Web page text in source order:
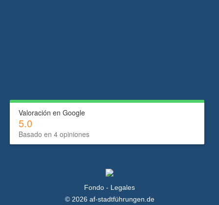
Valoración en Google
5.0
Basado en 4 opiniones
Fondo - Legales
© 2026 af-stadtführungen.de